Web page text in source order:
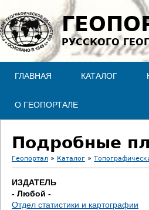
Jump to
РУССКОГО
ГЛАВНАЯ КАТАЛОГ
О ГЕОПОРТАЛЕ
Подробные
В
ы
Геопортал » Каталог »
ИЗДАТЕЛЬ
- Любой -
Отдел статистики и картографии